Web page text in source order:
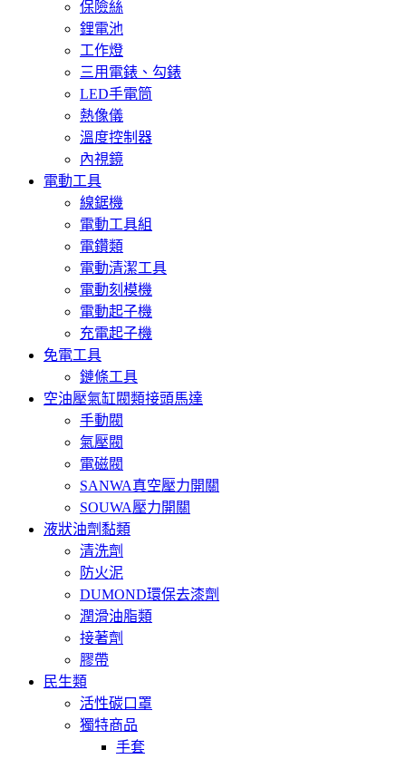
保險絲
鋰電池
工作燈
三用電錶、勾錶
LED手電筒
熱像儀
溫度控制器
內視鏡
電動工具
線鋸機
電動工具組
電鑽類
電動清潔工具
電動刻模機
電動起子機
充電起子機
免電工具
鏈條工具
空油壓氣缸閥類接頭馬達
手動閥
氣壓閥
電磁閥
SANWA真空壓力開關
SOUWA壓力開關
液狀油劑黏類
清洗劑
防火泥
DUMOND環保去漆劑
潤滑油脂類
接著劑
膠帶
民生類
活性碳口罩
獨特商品
手套